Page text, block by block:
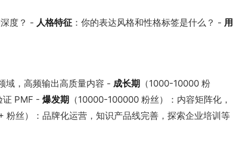
度？ - 人格特征 ：你的表达风格和性格标签是什么？ - 用
域，高频输出高质量内容 - 成长期 （1000-10000 粉
证 PMF - 爆发期 （10000-100000 粉丝）：内容矩阵化，
粉丝）：品牌化运营，知识产品线完善，探索企业培训等